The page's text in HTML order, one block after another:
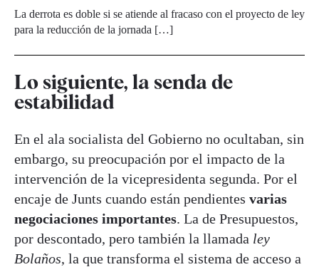
La derrota es doble si se atiende al fracaso con el proyecto de ley
para la reducción de la jornada […]
Lo siguiente, la senda de
estabilidad
En el ala socialista del Gobierno no ocultaban, sin
embargo, su preocupación por el impacto de la
intervención de la vicepresidenta segunda. Por el
encaje de Junts cuando están pendientes varias
negociaciones importantes. La de Presupuestos,
por descontado, pero también la llamada ley
Bolaños, la que transforma el sistema de acceso a